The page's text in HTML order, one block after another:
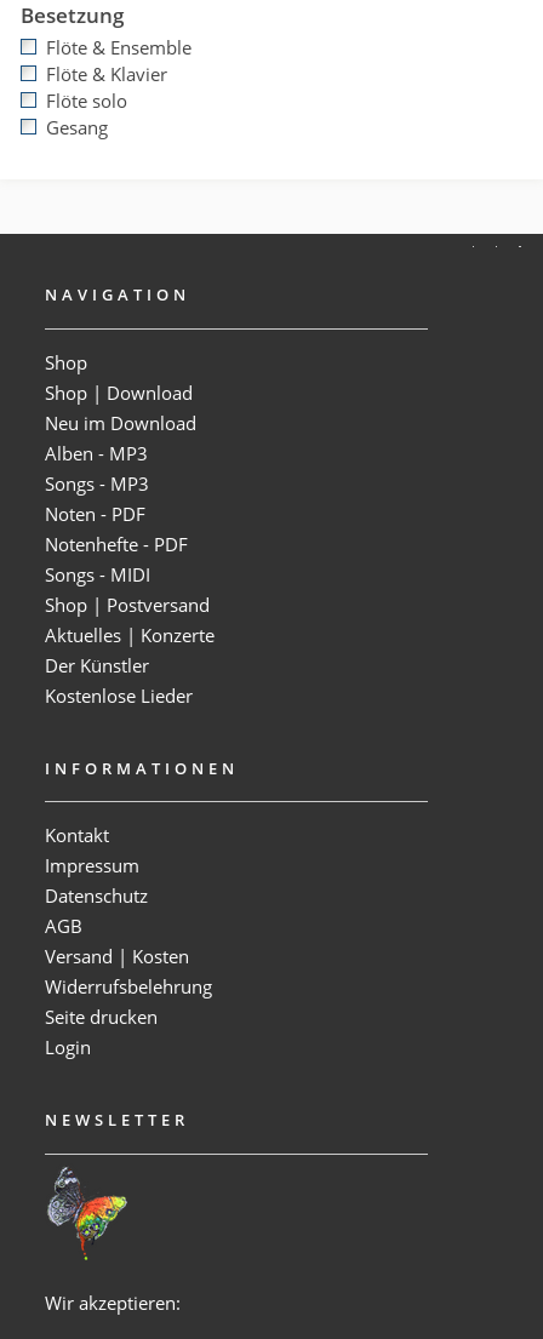
Besetzung
Flöte & Ensemble
Flöte & Klavier
Flöte solo
Gesang
NAVIGATION
Shop
Shop | Download
Neu im Download
Alben - MP3
Songs - MP3
Noten - PDF
Notenhefte - PDF
Songs - MIDI
Shop | Postversand
Aktuelles | Konzerte
Der Künstler
Kostenlose Lieder
INFORMATIONEN
Kontakt
Impressum
Datenschutz
AGB
Versand | Kosten
Widerrufsbelehrung
Seite drucken
Login
NEWSLETTER
Wir akzeptieren: